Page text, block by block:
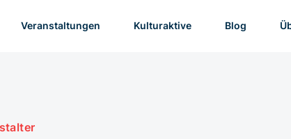
Veranstaltungen Kulturaktive Blog